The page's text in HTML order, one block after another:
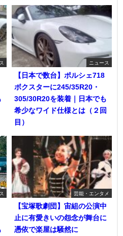
ニュース
【日本で数台】ポルシェ718
ボクスターに245/35R20・
305/30R20を装着｜日本でも
希少なワイド仕様とは（２回
目）
芸能・エンタメ
【宝塚歌劇団】宙組の公演中
止に有愛きいの怨念が舞台に
憑依で楽屋は騒然に